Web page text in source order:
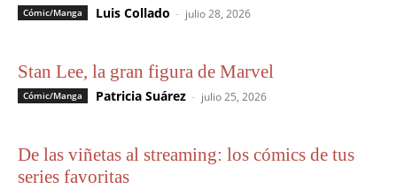
Cómic/Manga Luis Collado - julio 28, 2026
Stan Lee, la gran figura de Marvel
Cómic/Manga Patricia Suárez - julio 25, 2026
De las viñetas al streaming: los cómics de tus
series favoritas